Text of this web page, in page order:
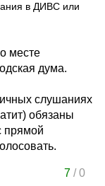
в ДИВС или
месте
дума.
слушаниях
обязаны
прямой
7/0